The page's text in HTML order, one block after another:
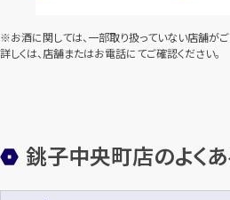
※お酒に関しては、一部取り扱っていない店舗がご
詳しくは、店舗またはお電話にてご確認ください。
銚子中央町店のよく